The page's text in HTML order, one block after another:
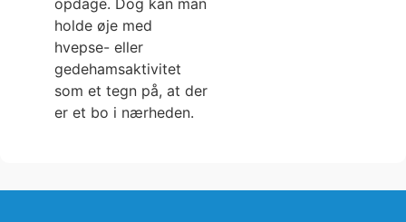
holde øje med
hvepse- eller
gedehamsaktivitet
som et tegn på, at der
er et bo i nærheden.